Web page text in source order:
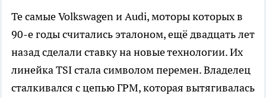
Те самые Volkswagen и Audi, моторы которых в
90-е годы считались эталоном, ещё двадцать лет
назад сделали ставку на новые технологии. Их
линейка TSI стала символом перемен. Владелец
сталкивался с цепью ГРМ, которая вытягивалась